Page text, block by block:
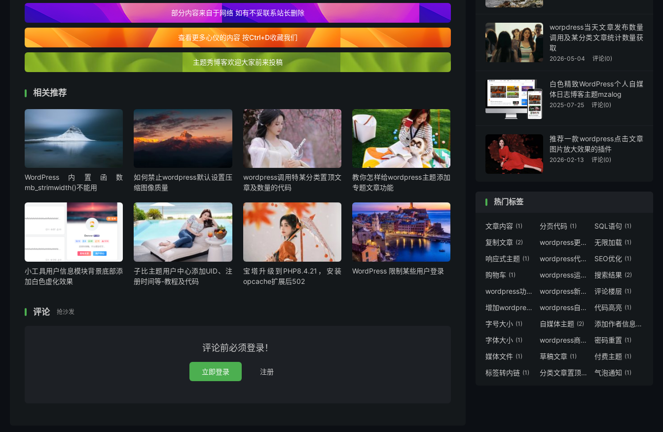
部分内容来自于网络 如有不妥联系站长删除
查看更多心仪的内容 按Ctrl+D收藏我们
主题秀博客欢迎大家前来投稿
相关推荐
WordPress内置函数
mb_strimwidth()不能用
如何禁止wordpress默认设置压
缩图像质量
wordpress调用特某分类置顶文
章及数量的代码
教你怎样给wordpress主题添加
专题文章功能
小工具用户信息模块背景底部添
加白色虚化效果
子比主题用户中心添加UID、注
册时间等-教程及代码
宝塔升级到PHP8.4.21，安装
opcache扩展后502
WordPress 限制某些用户登录
评论 抢沙发
评论前必须登录！
立即登录 注册
worpdress当天文章发布数量
调用及某分类文章统计数量获
取
2026-05-04 评论(0)
白色精致WordPress个人自媒
体日志博客主题mzalog
2025-07-25 评论(0)
推荐一款wordpress点击文章
图片放大效果的插件
2026-02-13 评论(0)
热门标签
文章内容 (1) 分页代码 (1) SQL语句 (1)
复制文章 (2) wordpress更新 (3)
无限加载 (1)
响应式主题 (1) wordpress代码 (8)SEO优化 (1)
购物车 (1) wordpress运行速度 (1)
搜索结果 (2)
wordpress功能增强 (4) wordpress新闻主题 (1)
评论楼层 (1)
增加wordpress阅读量 (1) wordpress自媒体主题 (4)
代码高亮 (1)
字号大小 (1) 自媒体主题 (2) 添加作者信息
(1)
字体大小 (1) wordpress商城主题 (1)
密码重置 (1)
媒体文件 (1) 草稿文章 (1) 付费主题 (1)
标签转内链 (1) 分类文章置顶
(1) 气泡通知 (1)